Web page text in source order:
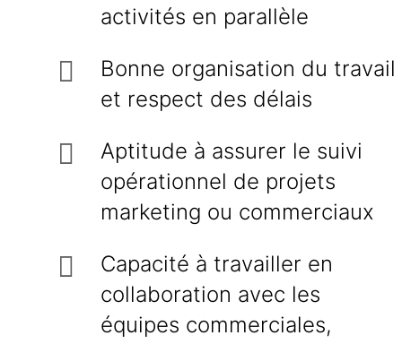
activités en parallèle
Bonne organisation du travail
et respect des délais
Aptitude à assurer le suivi
opérationnel de projets
marketing ou commerciaux
Capacité à travailler en
collaboration avec les
équipes commerciales,